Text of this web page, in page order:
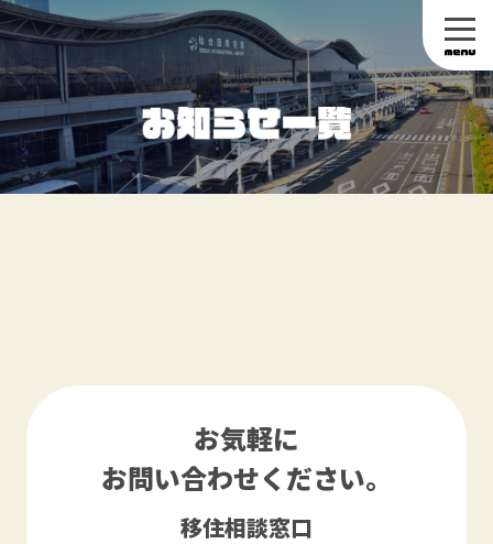
お気軽に
お問い合わせください。
移住相談窓口